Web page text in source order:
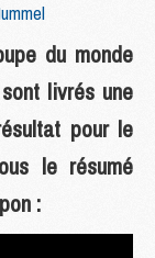
du monde
livrés une
pour le
le résumé
: